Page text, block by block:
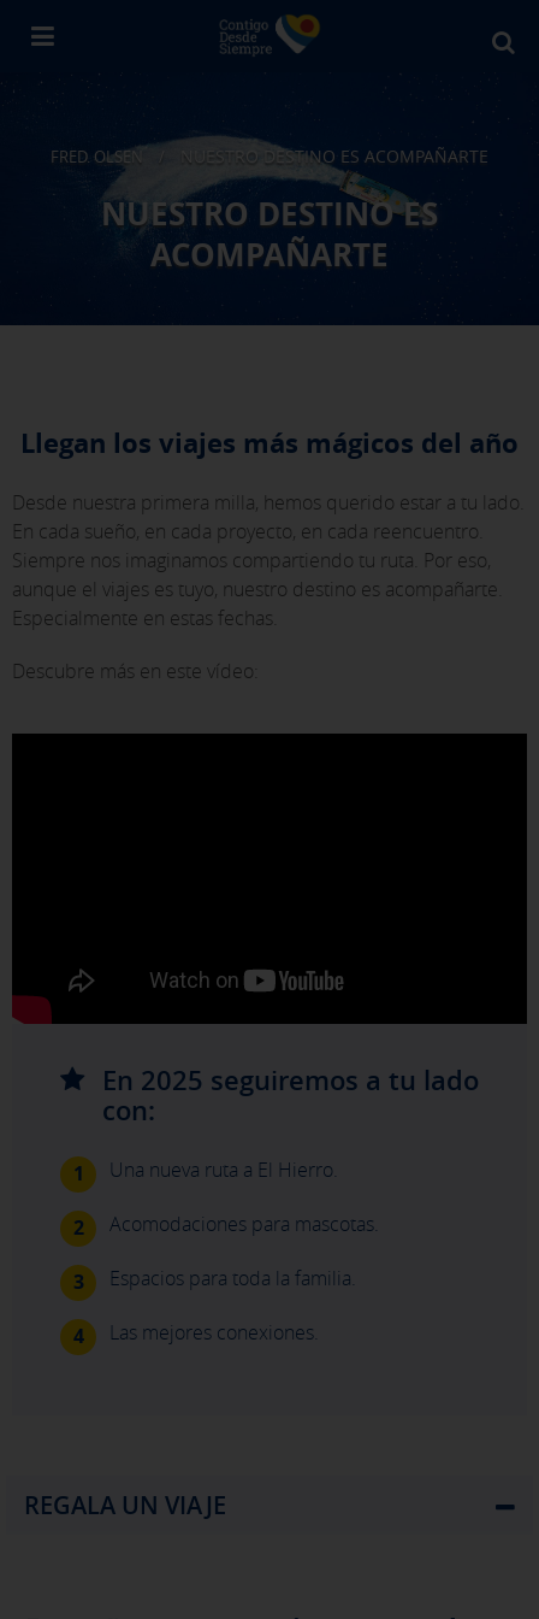
FRED. OLSEN / NUESTRO DESTINO ES ACOMPAÑARTE
NUESTRO DESTINO ES
ACOMPAÑARTE
Llegan los viajes más mágicos del año
Desde nuestra primera milla, hemos querido estar a tu lado.
En cada sueño, en cada proyecto, en cada reencuentro.
Siempre nos imaginamos compartiendo tu ruta. Por eso,
aunque el viajes es tuyo, nuestro destino es acompañarte.
Especialmente en estas fechas.
Descubre más en este vídeo:
En 2025 seguiremos a tu lado
con:
1 Una nueva ruta a El Hierro.
2 Acomodaciones para mascotas.
3 Espacios para toda la familia.
4 Las mejores conexiones.
REGALA UN VIAJECONFIGURACIÓN DE COOKIES